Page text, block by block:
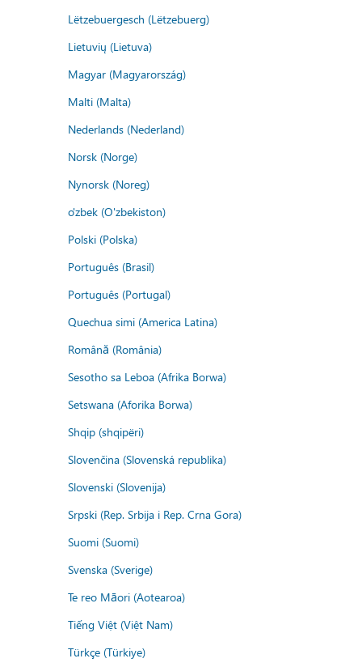
Lëtzebuergesch (Lëtzebuerg)
Lietuvių (Lietuva)
Magyar (Magyarország)
Malti (Malta)
Nederlands (Nederland)
Norsk (Norge)
Nynorsk (Noreg)
o'zbek (O'zbekiston)
Polski (Polska)
Português (Brasil)
Português (Portugal)
Quechua simi (America Latina)
Română (România)
Sesotho sa Leboa (Afrika Borwa)
Setswana (Aforika Borwa)
Shqip (shqipëri)
Slovenčina (Slovenská republika)
Slovenski (Slovenija)
Srpski (Rep. Srbija i Rep. Crna Gora)
Suomi (Suomi)
Svenska (Sverige)
Te reo Māori (Aotearoa)
Tiếng Việt (Việt Nam)
Türkçe (Türkiye)